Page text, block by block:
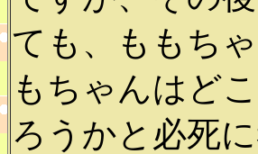
ても、ももち
もちゃんはど
ろうかと必死